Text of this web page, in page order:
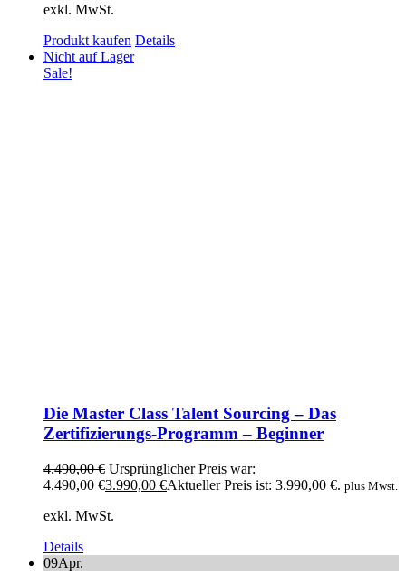
exkl. MwSt.
Produkt kaufen Details
Nicht auf Lager
Sale!
Die Master Class Talent Sourcing – Das
Zertifizierungs-Programm – Beginner
4.490,00€ Ursprünglicher Preis war:
4.490,00 €3.990,00 €Aktueller Preis ist: 3.990,00 €. plus Mwst.
exkl. MwSt.
Details
09Apr.